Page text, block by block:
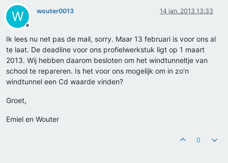
W
Offline
wouter0013 14 jan. 2013 13:33
Ik lees nu net pas de mail, sorry. Maar 13 februari is voor ons al
te laat. De deadline voor ons profielwerkstuk ligt op 1 maart
2013. Wij hebben daarom besloten om het windtunneltje van
school te repareren. Is het voor ons mogelijk om in zo'n
windtunnel een Cd waarde vinden?
Groet,
Emiel en Wouter
0